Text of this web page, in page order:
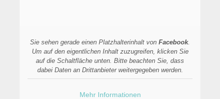
Sie sehen gerade einen Platzhalterinhalt von Facebook.
Um auf den eigentlichen Inhalt zuzugreifen, klicken Sie
auf die Schaltfläche unten. Bitte beachten Sie, dass
dabei Daten an Drittanbieter weitergegeben werden.
Mehr Informationen